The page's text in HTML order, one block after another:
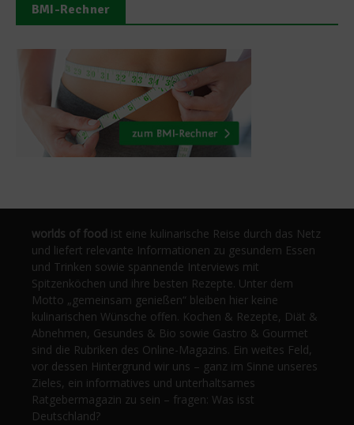
BMI-Rechner
worlds of food ist eine kulinarische Reise durch das Netz
und liefert relevante Informationen zu gesundem Essen
und Trinken sowie spannende Interviews mit
Spitzenköchen und ihre besten Rezepte. Unter dem
Motto „gemeinsam genießen“ bleiben hier keine
kulinarischen Wünsche offen. Kochen & Rezepte, Diät &
Abnehmen, Gesundes & Bio sowie Gastro & Gourmet
sind die Rubriken des Online-Magazins. Ein weites Feld,
vor dessen Hintergrund wir uns – ganz im Sinne unseres
Zieles, ein informatives und unterhaltsames
Ratgebermagazin zu sein – fragen: Was isst
Deutschland?